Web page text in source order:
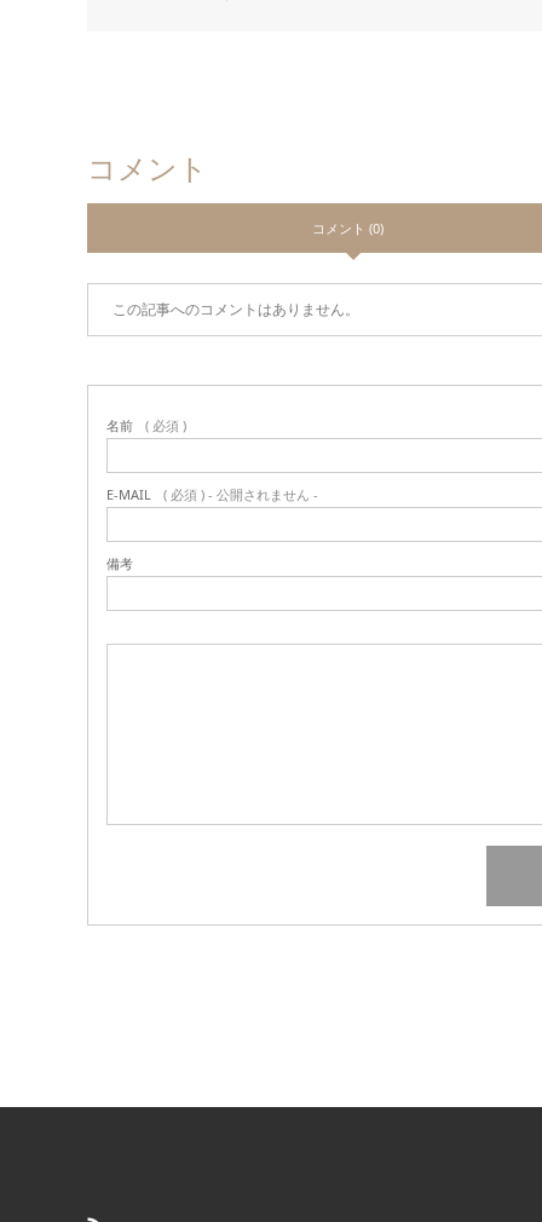
コメント
コメント (0)
この記事へのコメントはありません。
名前 ( 必須 )
E-MAIL ( 必須 ) - 公開されません -
備考